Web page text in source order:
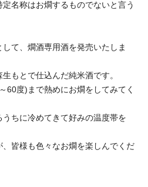
名称はお燗するものでないと言う
て、燗酒専用酒を発売いたしま
もとで仕込んだ純米酒です。
60度)まで熱めにお燗をしてみてく
ちに冷めてきて好みの温度帯を
皆様も色々なお燗を楽しんでくだ